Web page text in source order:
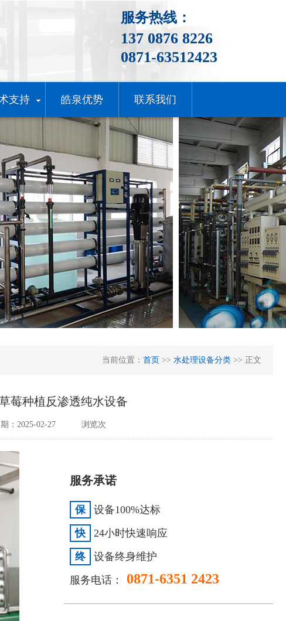
服务热线：
137 0876 8226
0871-63512423
支持 皓泉优势 联系我们
当前位置： 首页 >> 水处理设备分类 >> 正文
莓种植反渗透纯水设备
：2025-02-27 浏览次
服务承诺
保
设备100%达标
快
24小时快速响应
终
设备终身维护
服务电话：
0871-6351 2423